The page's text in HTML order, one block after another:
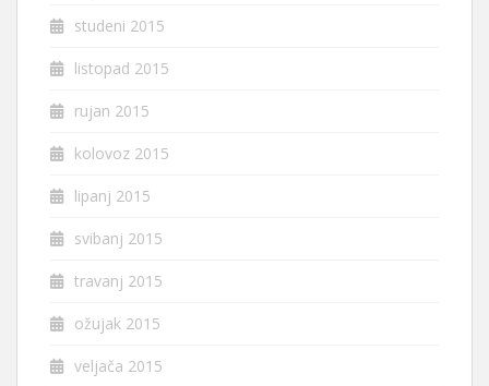
studeni 2015
listopad 2015
rujan 2015
kolovoz 2015
lipanj 2015
svibanj 2015
travanj 2015
ožujak 2015
veljača 2015